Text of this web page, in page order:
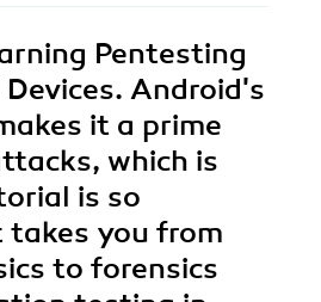
Pentesting
Android's
it a prime
which is
is so
takes you from
to forensics